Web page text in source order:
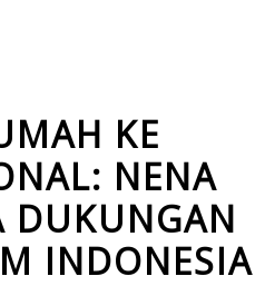
KE
NENA
DUKUNGAN
INDONESIA